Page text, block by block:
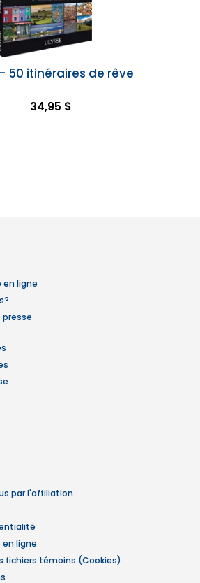
50 itinéraires de rêve
34,95 $
en ligne
par l'affiliation
ligne
fichiers témoins (Cookies)